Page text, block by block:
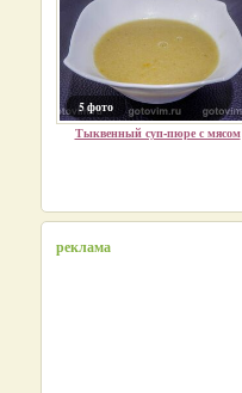
5 фото
Тыквенный суп-пюре с мясом
реклама